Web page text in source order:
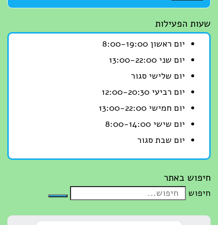
שעות הפעילות
יום ראשון 8:00-19:00
יום שני 13:00-22:00
יום שלישי סגור
יום רביעי 12:00-20:30
יום חמישי 13:00-22:00
יום שישי 8:00-14:00
יום שבת סגור
חיפוש באתר
חיפוש